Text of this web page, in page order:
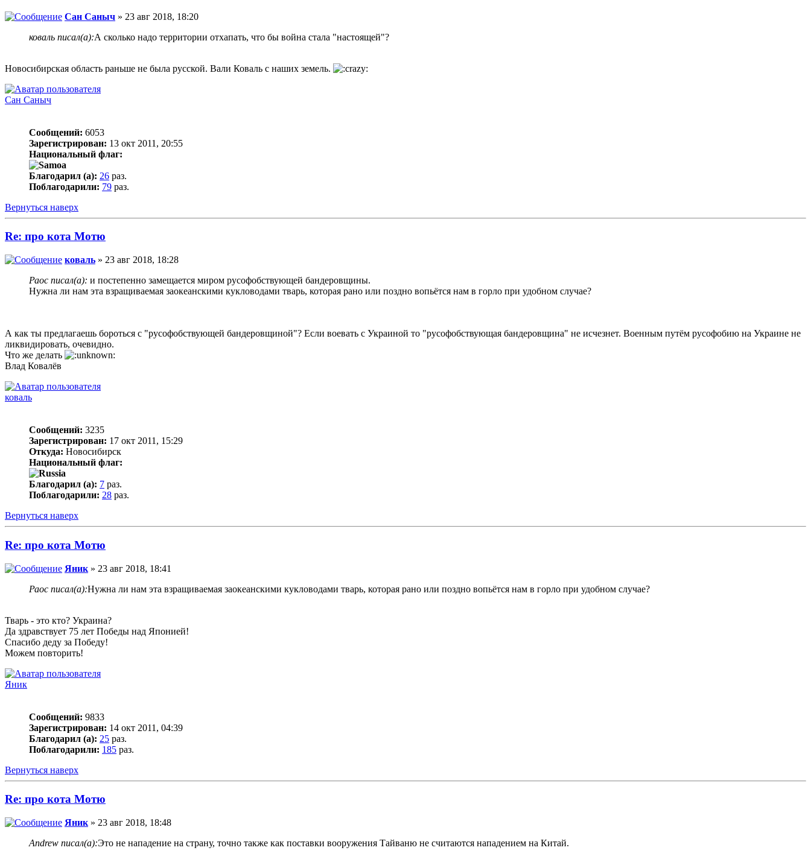
Сан Саныч » 23 авг 2018, 18:20
коваль писал(а):А сколько надо территории отхапать, что бы война стала "настоящей"?
Новосибирская область раньше не была русской. Вали Коваль с наших земель.
Сан Саныч
Сообщений: 6053
Зарегистрирован: 13 окт 2011, 20:55
Национальный флаг:
Благодарил (а): 26 раз.
Поблагодарили: 79 раз.
Вернуться наверх
Re: про кота Мотю
коваль » 23 авг 2018, 18:28
Раос писал(а): и постепенно замещается миром русофобствующей бандеровщины.
Нужна ли нам эта взращиваемая заокеанскими кукловодами тварь, которая рано или поздно вопьётся нам в горло при удобном случае?
А как ты предлагаешь бороться с "русофобствующей бандеровщиной"? Если воевать с Украиной то "русофобствующая бандеровщина" не исчезнет. Военным путём русофобию на Украине не
ликвидировать, очевидно.
Что же делать
Влад Ковалёв
коваль
Сообщений: 3235
Зарегистрирован: 17 окт 2011, 15:29
Откуда: Новосибирск
Национальный флаг:
Благодарил (а): 7 раз.
Поблагодарили: 28 раз.
Вернуться наверх
Re: про кота Мотю
Яник » 23 авг 2018, 18:41
Раос писал(а):Нужна ли нам эта взращиваемая заокеанскими кукловодами тварь, которая рано или поздно вопьётся нам в горло при удобном случае?
Тварь - это кто? Украина?
Да здравствует 75 лет Победы над Японией!
Спасибо деду за Победу!
Можем повторить!
Яник
Сообщений: 9833
Зарегистрирован: 14 окт 2011, 04:39
Благодарил (а): 25 раз.
Поблагодарили: 185 раз.
Вернуться наверх
Re: про кота Мотю
Яник » 23 авг 2018, 18:48
Andrew писал(а):Это не нападение на страну, точно также как поставки вооружeния Тайваню не считаются нападением на Китай.